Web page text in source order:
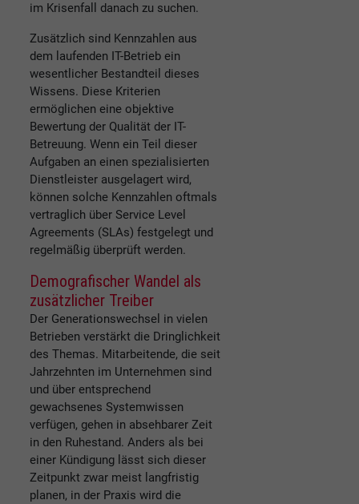
im Krisenfall danach zu suchen.
Zusätzlich sind Kennzahlen aus
dem laufenden IT-Betrieb ein
wesentlicher Bestandteil dieses
Wissens. Diese Kriterien
ermöglichen eine objektive
Bewertung der Qualität der IT-
Betreuung. Wenn ein Teil dieser
Aufgaben an einen spezialisierten
Dienstleister ausgelagert wird,
können solche Kennzahlen oftmals
vertraglich über Service Level
Agreements (SLAs) festgelegt und
regelmäßig überprüft werden.
Demografischer Wandel als
zusätzlicher Treiber
Der Generationswechsel in vielen
Betrieben verstärkt die Dringlichkeit
des Themas. Mitarbeitende, die seit
Jahrzehnten im Unternehmen sind
und über entsprechend
gewachsenes Systemwissen
verfügen, gehen in absehbarer Zeit
in den Ruhestand. Anders als bei
einer Kündigung lässt sich dieser
Zeitpunkt zwar meist langfristig
planen, in der Praxis wird die